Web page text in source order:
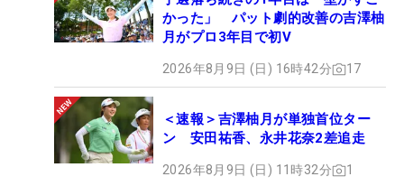
かった」 パット劇的改善の吉澤柚
月がプロ3年目で初V
2026年8月9日 (日) 16時42分 17
＜速報＞吉澤柚月が単独首位ター
ン 安田祐香、永井花奈2差追走
2026年8月9日 (日) 11時32分 1